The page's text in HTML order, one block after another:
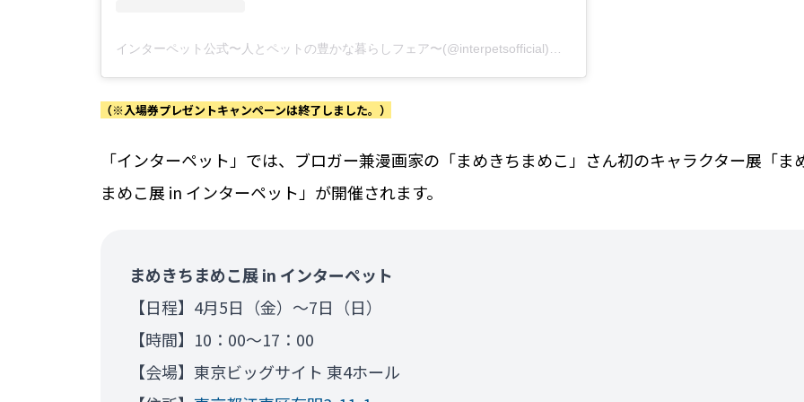
（※入場券プレゼントキャンペーンは終了しました。）
「インターペット」では、ブロガー兼漫画家の「まめきちまめこ」さん初のキャラクター展「ま
まめこ展 in インターペット」が開催されます。
まめきちまめこ展 in インターペット
【日程】4月5日（金）～7日（日）
【時間】10：00～17：00
【会場】東京ビッグサイト 東4ホール